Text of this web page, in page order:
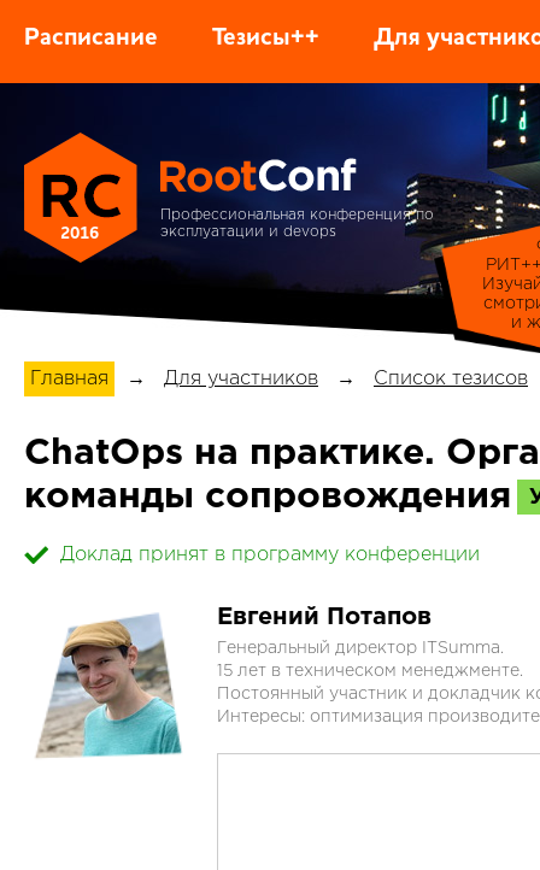
Расписание Тезисы++ Для
и
2016
Профессиональная конференция по
эксплуатации и devops
Главная → Для участников → Список тезисов
ChatOps на практике.
команды сопровождения
Доклад принят в программу конференции
Евгений Потапов
Генеральный директор ITSumma.
15 лет в техническом менеджменте.
Постоянный участник и докладчик
Интересы: оптимизация